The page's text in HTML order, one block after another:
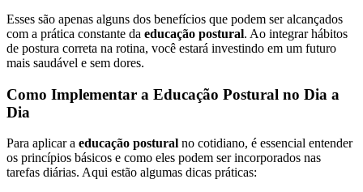
Esses são apenas alguns dos benefícios que podem ser alcançados
com a prática constante da educação postural. Ao integrar hábitos
de postura correta na rotina, você estará investindo em um futuro
mais saudável e sem dores.
Como Implementar a Educação Postural no Dia a
Dia
Para aplicar a educação postural no cotidiano, é essencial entender
os princípios básicos e como eles podem ser incorporados nas
tarefas diárias. Aqui estão algumas dicas práticas: